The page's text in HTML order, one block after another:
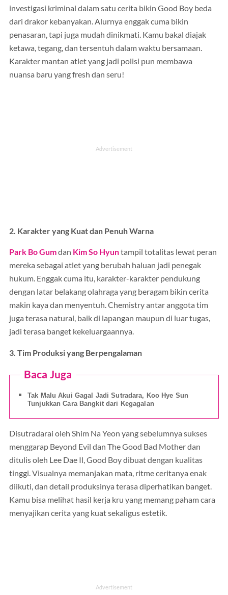
investigasi kriminal dalam satu cerita bikin Good Boy beda
dari drakor kebanyakan. Alurnya enggak cuma bikin
penasaran, tapi juga mudah dinikmati. Kamu bakal diajak
ketawa, tegang, dan tersentuh dalam waktu bersamaan.
Karakter mantan atlet yang jadi polisi pun membawa
nuansa baru yang fresh dan seru!
2. Karakter yang Kuat dan Penuh Warna
Park Bo Gumdan Kim So Hyuntampil totalitas lewat peran
mereka sebagai atlet yang berubah haluan jadi penegak
hukum. Enggak cuma itu, karakter-karakter pendukung
dengan latar belakang olahraga yang beragam bikin cerita
makin kaya dan menyentuh. Chemistry antar anggota tim
juga terasa natural, baik di lapangan maupun di luar tugas,
jadi terasa banget kekeluargaannya.
3. Tim Produksi yang Berpengalaman
Baca Juga
Tak Malu Akui Gagal Jadi Sutradara, Koo Hye Sun
Tunjukkan Cara Bangkit dari Kegagalan
Disutradarai oleh Shim Na Yeon yang sebelumnya sukses
menggarap Beyond Evil dan The Good Bad Mother dan
ditulis oleh Lee Dae Il, Good Boy dibuat dengan kualitas
tinggi. Visualnya memanjakan mata, ritme ceritanya enak
diikuti, dan detail produksinya terasa diperhatikan banget.
Kamu bisa melihat hasil kerja kru yang memang paham cara
menyajikan cerita yang kuat sekaligus estetik.